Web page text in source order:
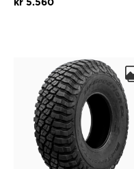
kr5.560